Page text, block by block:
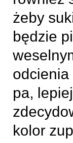
żeby
będzie
odcienia
pa,
kolor